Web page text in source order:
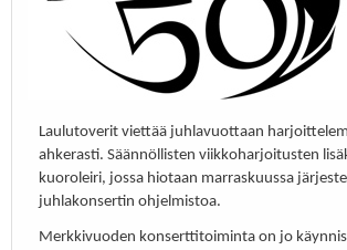
Laulutoverit viettää juhlavuottaan
ahkerasti. Säännöllisten viikkoharjoitusten
kuoroleiri, jossa hiotaan marraskuussa
juhlakonsertin ohjelmistoa.
Merkkivuoden konserttitoiminta on jo